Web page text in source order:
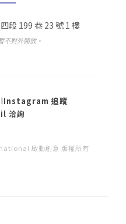
段 199 巷 23 號 1 樓
不對外開放。
Instagram 追蹤
洽詢
啟動創意 版權所有